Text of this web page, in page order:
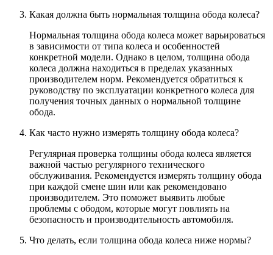
Какая должна быть нормальная толщина обода колеса?
Нормальная толщина обода колеса может варьироваться
в зависимости от типа колеса и особенностей
конкретной модели. Однако в целом, толщина обода
колеса должна находиться в пределах указанных
производителем норм. Рекомендуется обратиться к
руководству по эксплуатации конкретного колеса для
получения точных данных о нормальной толщине
обода.
Как часто нужно измерять толщину обода колеса?
Регулярная проверка толщины обода колеса является
важной частью регулярного технического
обслуживания. Рекомендуется измерять толщину обода
при каждой смене шин или как рекомендовано
производителем. Это поможет выявить любые
проблемы с ободом, которые могут повлиять на
безопасность и производительность автомобиля.
Что делать, если толщина обода колеса ниже нормы?